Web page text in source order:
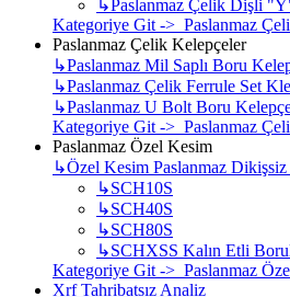
↳ Paslanmaz Çelik Dişli
Kategoriye Git -> Paslanmaz
Paslanmaz Çelik Kelepçeler
↳Paslanmaz Mil Saplı Boru
↳Paslanmaz Çelik Ferrule Set
↳Paslanmaz U Bolt Boru
Kategoriye Git -> Paslanmaz
Paslanmaz Özel Kesim
↳Özel Kesim Paslanmaz
↳SCH10S
↳SCH40S
↳SCH80S
↳SCHXSS Kalın Etli
Kategoriye Git -> Paslanmaz
Xrf Tahribatsız Analiz